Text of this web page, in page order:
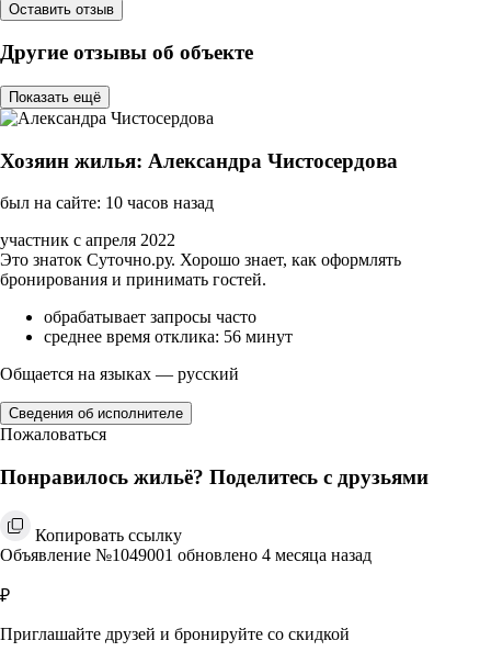
Оставить отзыв
Другие отзывы об объекте
Показать ещё
Хозяин жилья: Александра Чистосердова
был на сайте: 10 часов назад
участник с апреля 2022
Это знаток Суточно.ру. Хорошо знает, как оформлять
бронирования и принимать гостей.
обрабатывает запросы часто
среднее время отклика: 56 минут
Общается на языках — русский
Сведения об исполнителе
Пожаловаться
Понравилось жильё? Поделитесь с друзьями
Копировать ссылку
Объявление №1049001 обновлено 4 месяца назад
₽
Приглашайте друзей и бронируйте со скидкой